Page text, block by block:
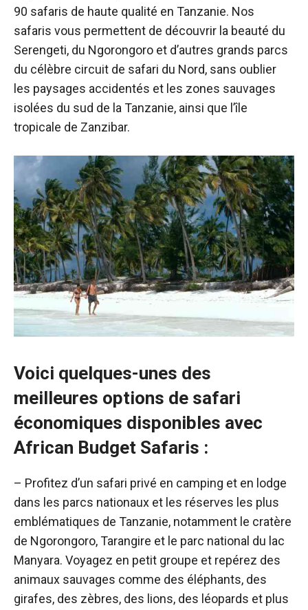
90 safaris de haute qualité en Tanzanie. Nos
safaris vous permettent de découvrir la beauté du
Serengeti, du Ngorongoro et d’autres grands parcs
du célèbre circuit de safari du Nord, sans oublier
les paysages accidentés et les zones sauvages
isolées du sud de la Tanzanie, ainsi que l’île
tropicale de Zanzibar.
Voici quelques-unes des
meilleures options de safari
économiques disponibles avec
African Budget Safaris :
– Profitez d’un safari privé en camping et en lodge
dans les parcs nationaux et les réserves les plus
emblématiques de Tanzanie, notamment le cratère
de Ngorongoro, Tarangire et le parc national du lac
Manyara. Voyagez en petit groupe et repérez des
animaux sauvages comme des éléphants, des
girafes, des zèbres, des lions, des léopards et plus